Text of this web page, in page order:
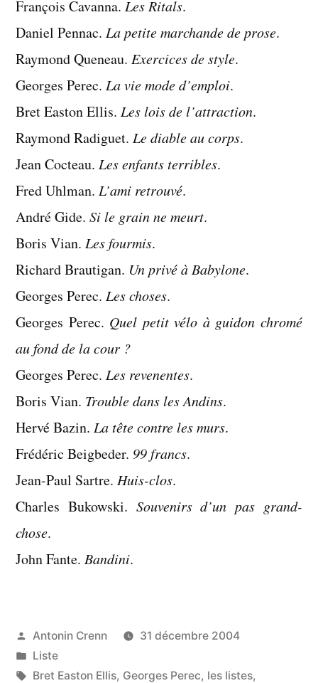
François Cavanna. Les Ritals.
Daniel Pennac. La petite marchande de prose.
Raymond Queneau. Exercices de style.
Georges Perec. La vie mode d’emploi.
Bret Easton Ellis. Les lois de l’attraction.
Raymond Radiguet. Le diable au corps.
Jean Cocteau. Les enfants terribles.
Fred Uhlman. L’ami retrouvé.
André Gide. Si le grain ne meurt.
Boris Vian. Les fourmis.
Richard Brautigan. Un privé à Babylone.
Georges Perec. Les choses.
Georges Perec. Quel petit vélo à guidon chromé
au fond de la cour ?
Georges Perec. Les revenentes.
Boris Vian. Trouble dans les Andins.
Hervé Bazin. La tête contre les murs.
Frédéric Beigbeder. 99 francs.
Jean-Paul Sartre. Huis-clos.
Charles Bukowski. Souvenirs d’un pas grand-
chose.
John Fante. Bandini.
Publié
par
Antonin Crenn
31 décembre 2004
Publié
dans
Liste
Étiquettes :
Bret Easton Ellis, Georges Perec, les listes,